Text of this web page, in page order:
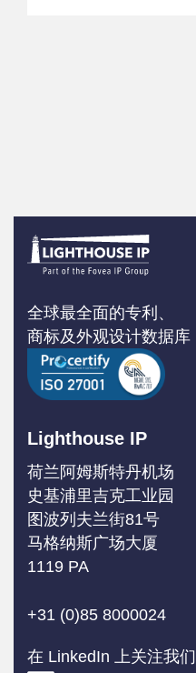
全球最全面的专利、
商标及外观设计数据库
Lighthouse IP
荷兰阿姆斯特丹机场
史基浦里吉克工业园
图波列夫兰街81号
马格纳斯广场大厦
1119 PA
+31 (0)85 8000024
在 LinkedIn 上关注我们